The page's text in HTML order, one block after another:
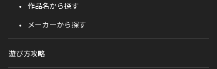
作品名から探す
メーカーから探す
遊び方攻略